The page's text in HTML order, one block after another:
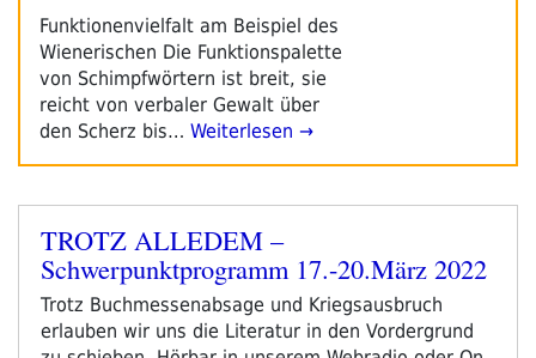
Funktionenvielfalt am Beispiel des
Wienerischen Die Funktionspalette
von Schimpfwörtern ist breit, sie
reicht von verbaler Gewalt über
den Scherz bis… Weiterlesen →
Veröffentlicht
am
TROTZ ALLEDEM –
Schwerpunktprogramm 17.-20.März 2022
Trotz Buchmessenabsage und Kriegsausbruch
erlauben wir uns die Literatur in den Vordergrund